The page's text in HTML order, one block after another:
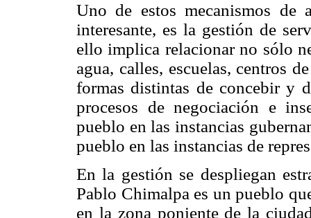
Uno de estos mecanismos de
interesante, es la gestión de
ello implica relacionar no sólo
agua, calles, escuelas, centros
formas distintas de concebir y
procesos de negociación e
pueblo en las instancias
pueblo en las instancias de
En la gestión se despliegan
Pablo Chimalpa es un pueblo
en la zona poniente de la